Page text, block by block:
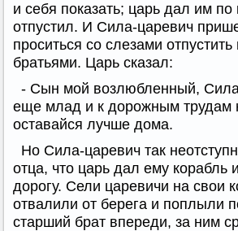
и себя показать; царь дал им
отпустил. И Сила-царевич
проситься со слезами
братьями. Царь сказал:
- Сын мой возлюбленный,
еще млад и к дорожным трудам
оставайся лучше дома.
Но Сила-царевич так
отца, что царь дал ему корабль
дорогу. Сели царевичи на свои
отвалили от берега и поплыли
старший брат впереди, за ним